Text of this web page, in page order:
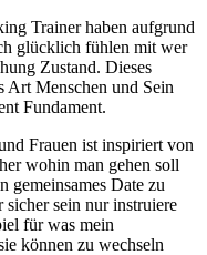
Trainer haben aufgrund
glücklich fühlen mit wer
Zustand. Dieses
Art Menschen und Sein
Fundament.
Frauen ist inspiriert von
wohin man gehen soll
gemeinsames Date zu
sicher sein nur instruiere
für was mein
können zu wechseln